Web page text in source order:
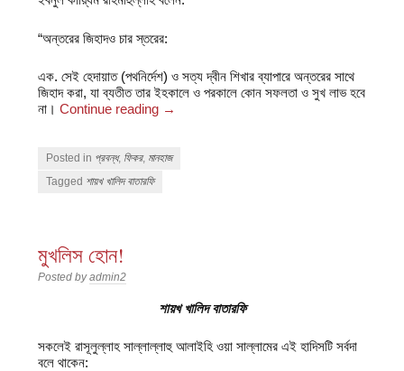
“অন্তরের জিহাদও চার স্তরের:
এক. সেই হেদায়াত (পথনির্দেশ) ও সত্য দ্বীন শিখার ব্যাপারে অন্তরের সাথে
জিহাদ করা, যা ব্যতীত তার ইহকালে ও পরকালে কোন সফলতা ও সুখ লাভ হবে
না।Continue reading →
Posted in প্রবন্ধ, ফিকর, মানহাজ
Tagged শায়খ খালিদ বাতারফি
মুখলিস হোন!
Posted byadmin2
শায়খ খালিদ বাতারফি
সকলেই রাসূলুল্লাহ সাল্লাল্লাহু আলাইহি ওয়া সাল্লামের এই হাদিসটি সর্বদা
বলে থাকেন: